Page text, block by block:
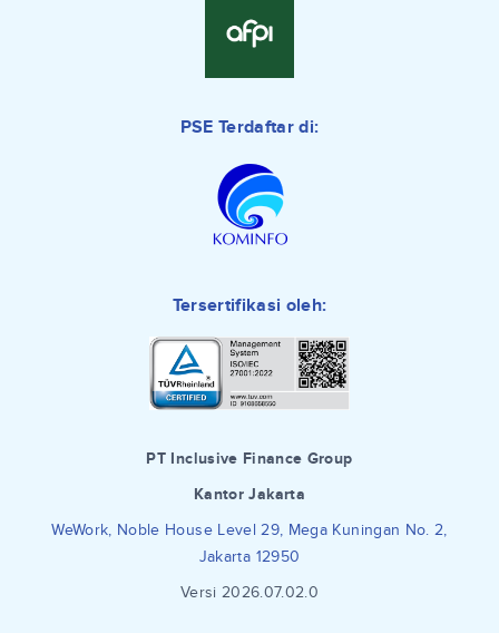
PSE Terdaftar di:
Tersertifikasi oleh:
PT Inclusive Finance Group
Kantor Jakarta
WeWork, Noble House Level 29, Mega Kuningan No. 2,
Jakarta 12950
Versi 2026.07.02.0